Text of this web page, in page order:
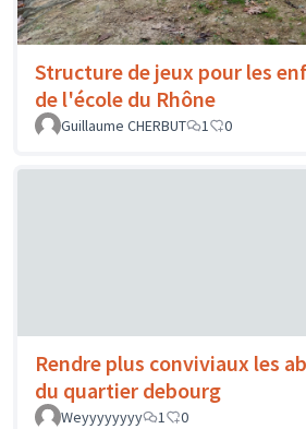
Structure de jeux pour les
de l'école du Rhône
Guillaume CHERBUT
1 0
Rendre plus conviviaux les
du quartier debourg
Weyyyyyyyy
1 0